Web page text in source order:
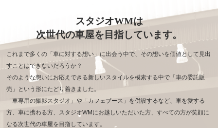
スタジオWMは
次世代の車屋を目指しています。
これまで多くの「車に対する想い」に出会う中で、その想いを価値として見出
すことはできないだろうか？
そのような想いにお応えできる新しいスタイルを模索する中で「車の委託販
売」という形にたどり着きました。
「車専用の撮影スタジオ」や「カフェブース」を併設するなど、車を愛する
方、車に携わる方、
スタジオWMにお越しいただいた方、すべての方が笑顔に
なる次世代の車屋を目指しています。